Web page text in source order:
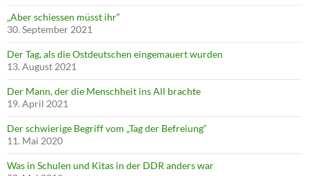
„Aber schiessen müsst ihr“
30. September 2021
Der Tag, als die Ostdeutschen eingemauert wurden
13. August 2021
Der Mann, der die Menschheit ins All brachte
19. April 2021
Der schwierige Begriff vom „Tag der Befreiung“
11. Mai 2020
Was in Schulen und Kitas in der DDR anders war